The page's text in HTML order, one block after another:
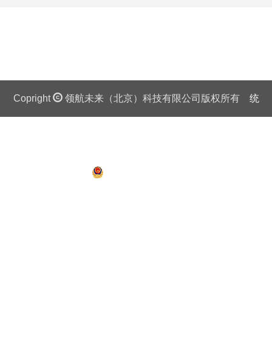
Copright 领航未来（北京）科技有限公司版权所有 统